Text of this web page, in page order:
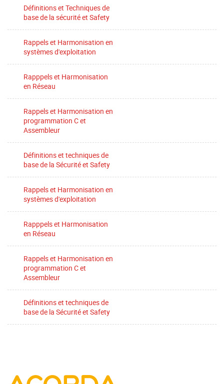
Définitions et Techniques de
base de la sécurité et Safety
Rappels et Harmonisation en
systèmes d'exploitation
Rapppels et Harmonisation
en Réseau
Rappels et Harmonisation en
programmation C et
Assembleur
Définitions et techniques de
base de la Sécurité et Safety
Rappels et Harmonisation en
systèmes d'exploitation
Rapppels et Harmonisation
en Réseau
Rappels et Harmonisation en
programmation C et
Assembleur
Définitions et techniques de
base de la Sécurité et Safety